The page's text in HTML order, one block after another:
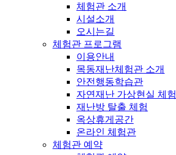
체험관 소개
시설소개
오시는길
체험관 프로그램
이용안내
목동재난체험관 소개
안전행동학습관
자연재난 가상현실 체험
재난방 탈출 체험
옥상휴게공간
온라인 체험관
체험관 예약